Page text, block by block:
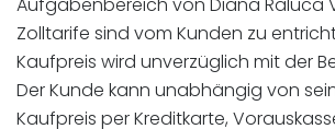
Zolltarife sind vom Kunden zu
Kaufpreis wird unverzüglich mit der
Der Kunde kann unabhängig von
Kaufpreis per Kreditkarte,